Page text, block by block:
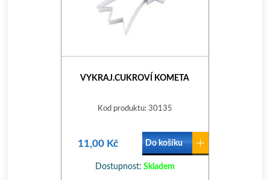
VYKRAJ.CUKROVÍ KOMETA
Kod produktu: 30135
11,00 Kč Do košíku
Dostupnost: Skladem